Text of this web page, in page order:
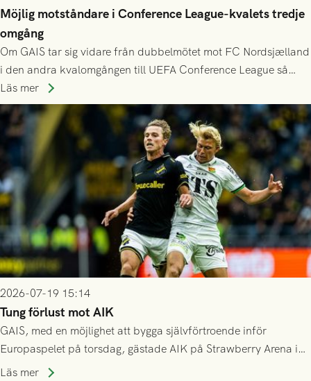
Möjlig motståndare i Conference League-kvalets tredje
omgång
Om GAIS tar sig vidare från dubbelmötet mot FC Nordsjælland
i den andra kvalomgången till UEFA Conference League så
spelas den tredje kvalomgången kort därpå. Motståndare blir
då vinnaren i mötet mellan isländska Valur och HŠK Zrinjski
Mostar från Bosnien och Hercegovina.
Läs mer
2026-07-19 15:14
Tung förlust mot AIK
GAIS, med en möjlighet att bygga självförtroende inför
Europaspelet på torsdag, gästade AIK på Strawberry Arena i
Stockholm . Men trots konstant hotande i första halvlek av
Läs mer